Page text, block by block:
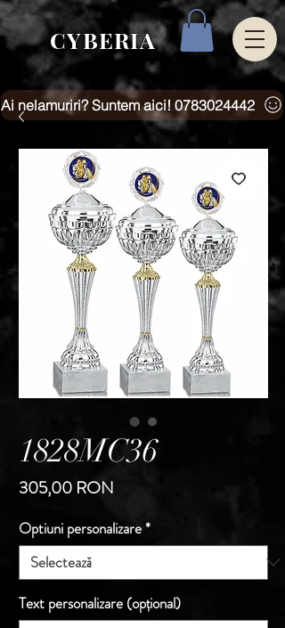
CYBERIA
Ai nelamuriri? Suntem aici! 0783024442
1828MC36
305,00 RON
Optiuni personalizare*
Text personalizare (opțional)